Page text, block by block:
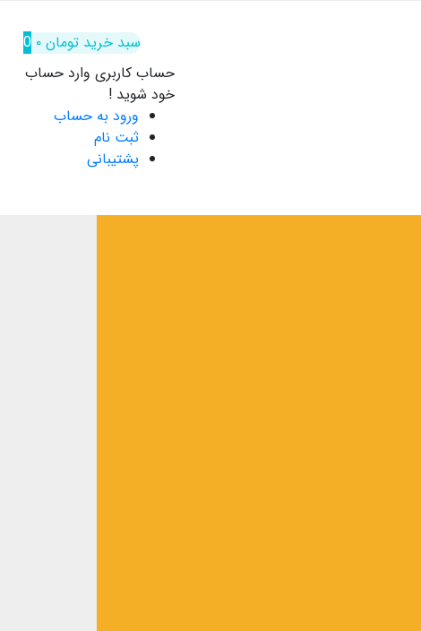
سبد خرید تومان۰
0
حساب کاربری وارد حساب
خود شوید !
ورود به حساب
ثبت نام
پشتیبانی